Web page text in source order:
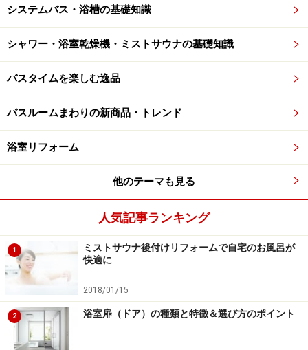
商品がみられます。天井に設置するタイプ、壁に設置す
やすいのは、壁に設置するタイプでしょう。
その他、浴室換気暖房乾燥機とは別に設置できる、単独
のミストサウナ商品もみられます。比較的簡単な工事で
設置することができるタイプもあるので、大掛かりな工
事ができない場合などに向いているでしょう。
商品ごとに機能や性能、操作性などは異な
ミストサウナの機能や性能は、メーカーや商品によって
異なります。ミストの噴射の仕方や粒の細かさのバリー
ションなど複数のモード設定があるもの、夏場のクール
ダウン用の水ミストがあるものなども。超微粒子のミス
トであれば、高湿度でも塗れにくいため、本を読んだり
浴室用テレビを楽しむこともできるでしょう。どのよう
システムバス・浴槽の基礎知識
シャワー・浴室乾燥機・ミストサウナの基礎知識
バスタイムを楽しむ逸品
バスルームまわりの新商品・トレンド
浴室リフォーム
他のテーマも見る
人気記事ランキング
1
ミストサウナ後付けリフォームで自宅のお風呂が
快適に
2018/01/15
2 浴室扉（ドア）の種類と特徴＆選び方のポイント